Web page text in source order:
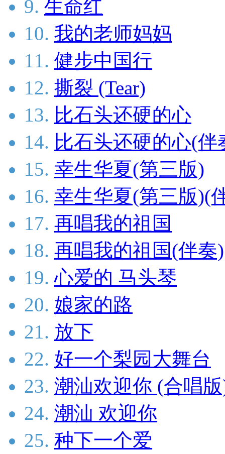
9. 生命红
10. 我的老师妈妈
11. 健步中国行
12. 撕裂 (Tear)
13. 比石头还硬的心
14. 比石头还硬的心(伴
15. 幸生华夏(第三版)
16. 幸生华夏(第三版)(
17. 再唱我的祖国
18. 再唱我的祖国(伴奏)
19. 心爱的 马头琴
20. 娘家的路
21. 放下
22. 好一个梨园大舞台
23. 潮汕欢迎你 (合唱
24. 潮汕 欢迎你
25. 种下一个爱